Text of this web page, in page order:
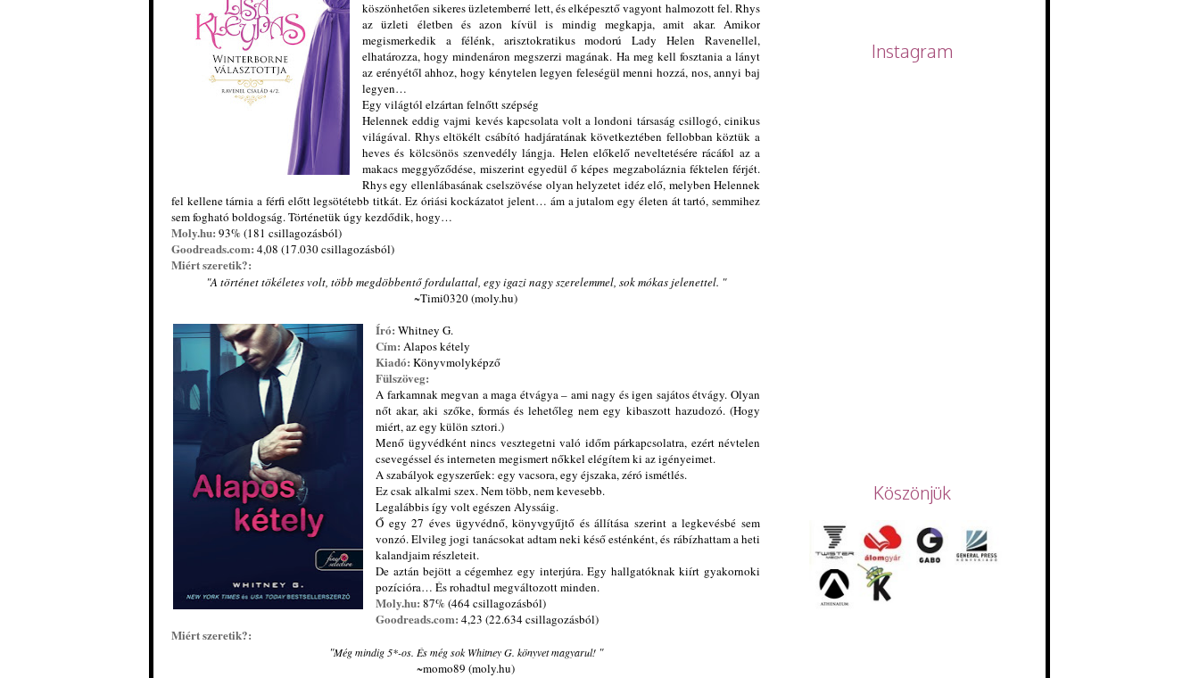
köszönhetően sikeres üzletemberré lett, és elképesztő vagyont halmozott fel. Rhys
az üzleti életben és azon kívül is mindig megkapja, amit akar. Amikor
megismerkedik a félénk, arisztokratikus modorú Lady Helen Ravenellel,
elhatározza, hogy mindenáron megszerzi magának. Ha meg kell fosztania a lányt
az erényétől ahhoz, hogy kénytelen legyen feleségül menni hozzá, nos, annyi baj
legyen…
Egy világtól elzártan felnőtt szépség
Helennek eddig vajmi kevés kapcsolata volt a londoni társaság csillogó, cinikus
világával. Rhys eltökélt csábító hadjáratának következtében fellobban köztük a
heves és kölcsönös szenvedély lángja. Helen előkelő neveltetésére rácáfol az a
makacs meggyőződése, miszerint egyedül ő képes megzaboláznia féktelen férjét.
Rhys egy ellenlábasának cselszövése olyan helyzetet idéz elő, melyben Helennek
fel kellene tárnia a férfi előtt legsötétebb titkát. Ez óriási kockázatot jelent… ám a jutalom egy életen át tartó, semmihez
sem fogható boldogság. Történetük úgy kezdődik, hogy…
Moly.hu: 93% (181 csillagozásból)
Goodreads.com: 4,08 (17.030 csillagozásból)
Miért szeretik?:
"A történet tökéletes volt, több megdöbbentő fordulattal, egy igazi nagy szerelemmel, sok mókas jelenettel. "
~Timi0320 (moly.hu)
Író: Whitney G.
Cím: Alapos kétely
Kiadó: Könyvmolyképző
Fülszöveg:
A farkamnak megvan a maga étvágya – ami nagy és igen sajátos étvágy. Olyan
nőt akar, aki szőke, formás és lehetőleg nem egy kibaszott hazudozó. (Hogy
miért, az egy külön sztori.)
Menő ügyvédként nincs vesztegetni való időm párkapcsolatra, ezért névtelen
csevegéssel és interneten megismert nőkkel elégítem ki az igényeimet.
A szabályok egyszerűek: egy vacsora, egy éjszaka, zéró ismétlés.
Ez csak alkalmi szex. Nem több, nem kevesebb.
Legalábbis így volt egészen Alyssáig.
Ő egy 27 éves ügyvédnő, könyvgyűjtő és állítása szerint a legkevésbé sem
vonzó. Elvileg jogi tanácsokat adtam neki késő esténként, és rábízhattam a heti
kalandjaim részleteit.
De aztán bejött a cégemhez egy interjúra. Egy hallgatóknak kiírt gyakornoki
pozícióra… És rohadtul megváltozott minden.
Moly.hu: 87% (464 csillagozásból)
Goodreads.com: 4,23 (22.634 csillagozásból)
Miért szeretik?:
"Még mindig 5*-os. És még sok Whitney G. könyvet magyarul! "
~momo89 (moly.hu)
Instagram
Köszönjük